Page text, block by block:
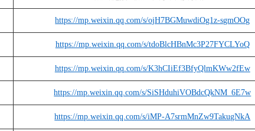
https://mp.weixin.qq.com/s/ojH7BGMuwdiOg1z-sgmOOg
https://mp.weixin.qq.com/s/tdoBlcHBnMc3P27FYCLYoQ
https://mp.weixin.qq.com/s/K3hCIiEf3BfyQlmKWw2fEw
https://mp.weixin.qq.com/s/SiSHduhiVOBdcQkNM_6E7w
https://mp.weixin.qq.com/s/iMP-A7srmMnZw9TakugNkA